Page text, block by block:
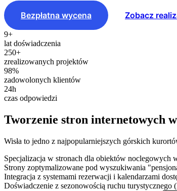
Bezpłatna wycena Zobacz
9+
lat doświadczenia
250+
zrealizowanych projektów
98%
zadowolonych klientów
24h
czas odpowiedzi
Tworzenie stron internetowych
Wisła to jedno z najpopularniejszych górskich
Specjalizacja w stronach dla obiektów noclegowych
Strony zoptymalizowane pod wyszukiwania
Integracja z systemami rezerwacji i kalendarzami
Doświadczenie z sezonowością ruchu turystycznego